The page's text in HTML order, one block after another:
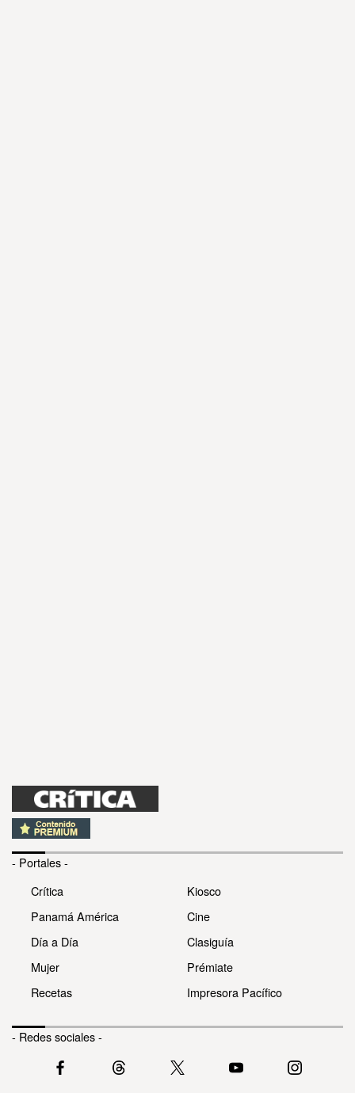
- Portales -
Crítica
Panamá América
Día a Día
Mujer
Recetas
Kiosco
Cine
Clasiguía
Prémiate
Impresora Pacífico
- Redes sociales -